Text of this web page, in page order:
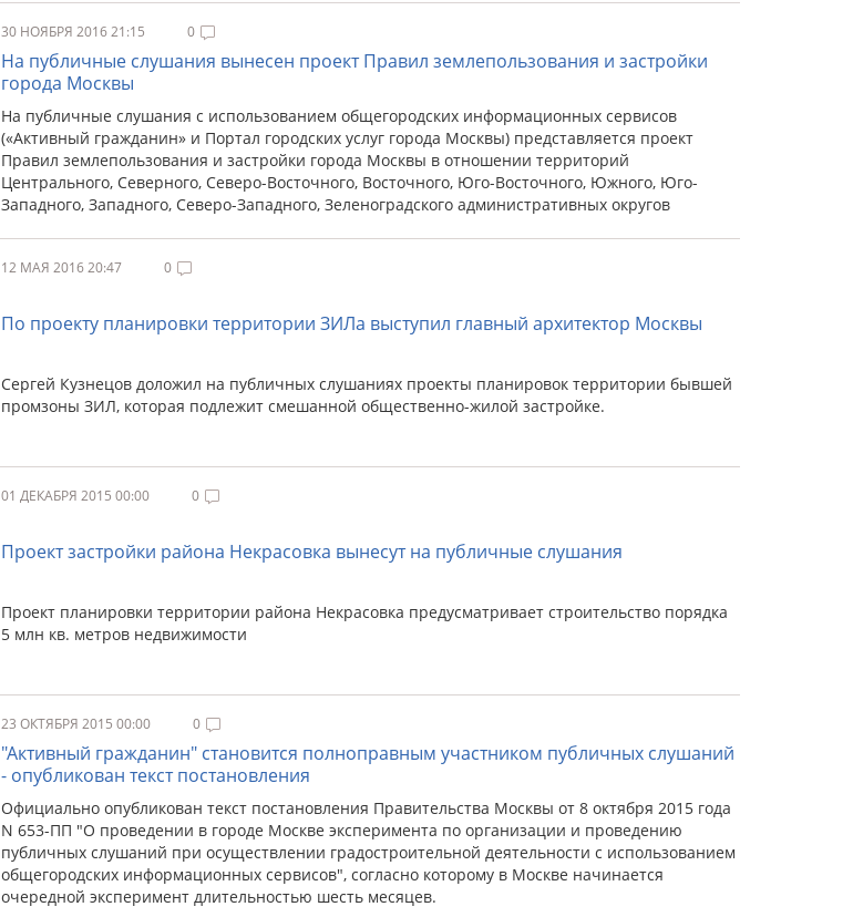
30 НОЯБРЯ 2016 21:15 0
На публичные слушания вынесен проект Правил землепользования и застройки
города Москвы
На публичные слушания с использованием общегородских информационных сервисов
(«Активный гражданин» и Портал городских услуг города Москвы) представляется проект
Правил землепользования и застройки города Москвы в отношении территорий
Центрального, Северного, Северо-Восточного, Восточного, Юго-Восточного, Южного, Юго-
Западного, Западного, Северо-Западного, Зеленоградского административных округов
12 МАЯ 2016 20:47 0
По проекту планировки территории ЗИЛа выступил главный архитектор Москвы
Сергей Кузнецов доложил на публичных слушаниях проекты планировок территории бывшей
промзоны ЗИЛ, которая подлежит смешанной общественно-жилой застройке.
01 ДЕКАБРЯ 2015 00:00 0
Проект застройки района Некрасовка вынесут на публичные слушания
Проект планировки территории района Некрасовка предусматривает строительство порядка
5 млн кв. метров недвижимости
23 ОКТЯБРЯ 2015 00:00 0
"Активный гражданин" становится полноправным участником публичных слушаний
- опубликован текст постановления
Официально опубликован текст постановления Правительства Москвы от 8 октября 2015 года
N 653-ПП "О проведении в городе Москве эксперимента по организации и проведению
публичных слушаний при осуществлении градостроительной деятельности с использованием
общегородских информационных сервисов", согласно которому в Москве начинается
очередной эксперимент длительностью шесть месяцев.